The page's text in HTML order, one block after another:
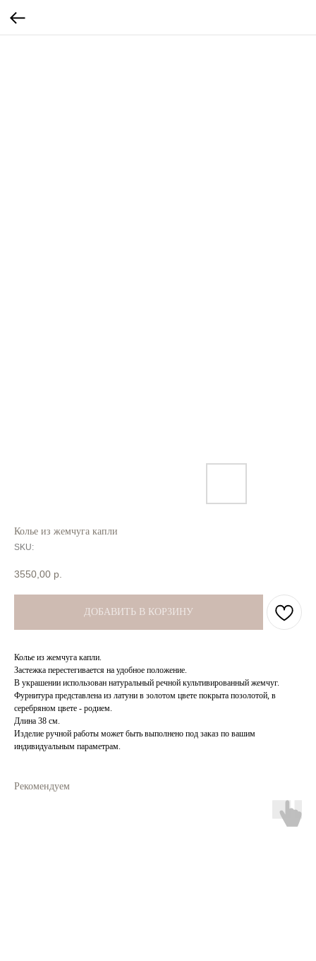
Колье из жемчуга капли
SKU:
3550,00 р.
ДОБАВИТЬ В КОРЗИНУ
Колье из жемчуга капли.
Застежка перестегивается на удобное положение.
В украшении использован натуральный речной культивированный жемчуг.
Фурнитура представлена из латуни в золотом цвете покрыта позолотой, в
серебряном цвете - родием.
Длина 38 см.
Изделие ручной работы может быть выполнено под заказ по вашим
индивидуальным параметрам.
Рекомендуем